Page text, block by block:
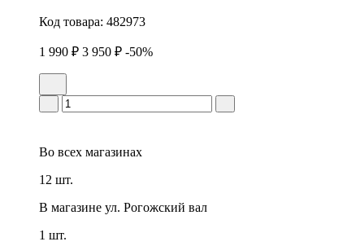
Код товара: 482973
1 990 ₽ 3 950 ₽ -50%
Во всех магазинах
12 шт.
В магазине ул. Рогожский вал
1 шт.